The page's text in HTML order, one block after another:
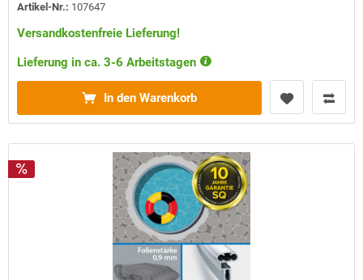
Artikel-Nr.: 107647
Versandkostenfreie Lieferung!
Lieferung in ca. 3-6 Arbeitstagen
In den Warenkorb